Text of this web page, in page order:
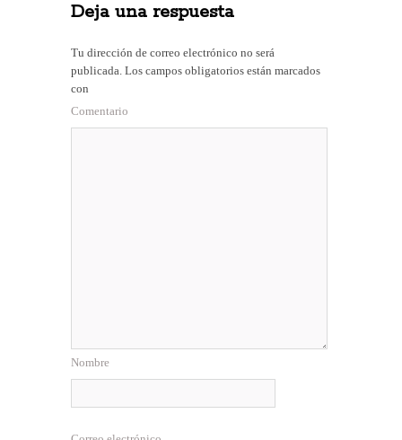
Deja una respuesta
Tu dirección de correo electrónico no será
publicada. Los campos obligatorios están marcados
con
Comentario
Nombre